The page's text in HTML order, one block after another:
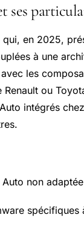
ses
en 2025,
à une
les
ou
intégrés
non
spécifiques